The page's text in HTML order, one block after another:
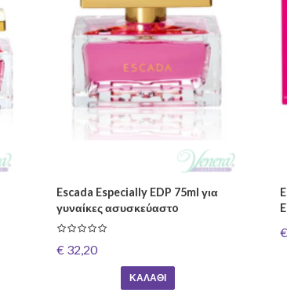
Escada Especially EDP 75ml για
γυναίκες ασυσκεύαστo
€ 32,20
ΚΑΛΆΘΙ